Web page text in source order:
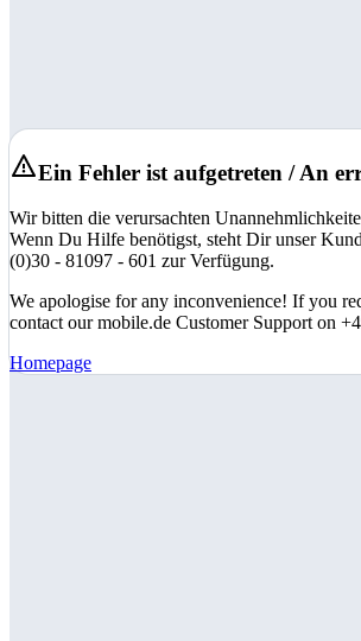
Ein Fehler ist aufgetreten / An
Wir bitten die verursachten
Wenn Du Hilfe benötigst, steht Dir unser
(0)30 - 81097 - 601 zur Verfügung.
We apologise for any inconvenience! If you
contact our mobile.de Customer Support on
Homepage